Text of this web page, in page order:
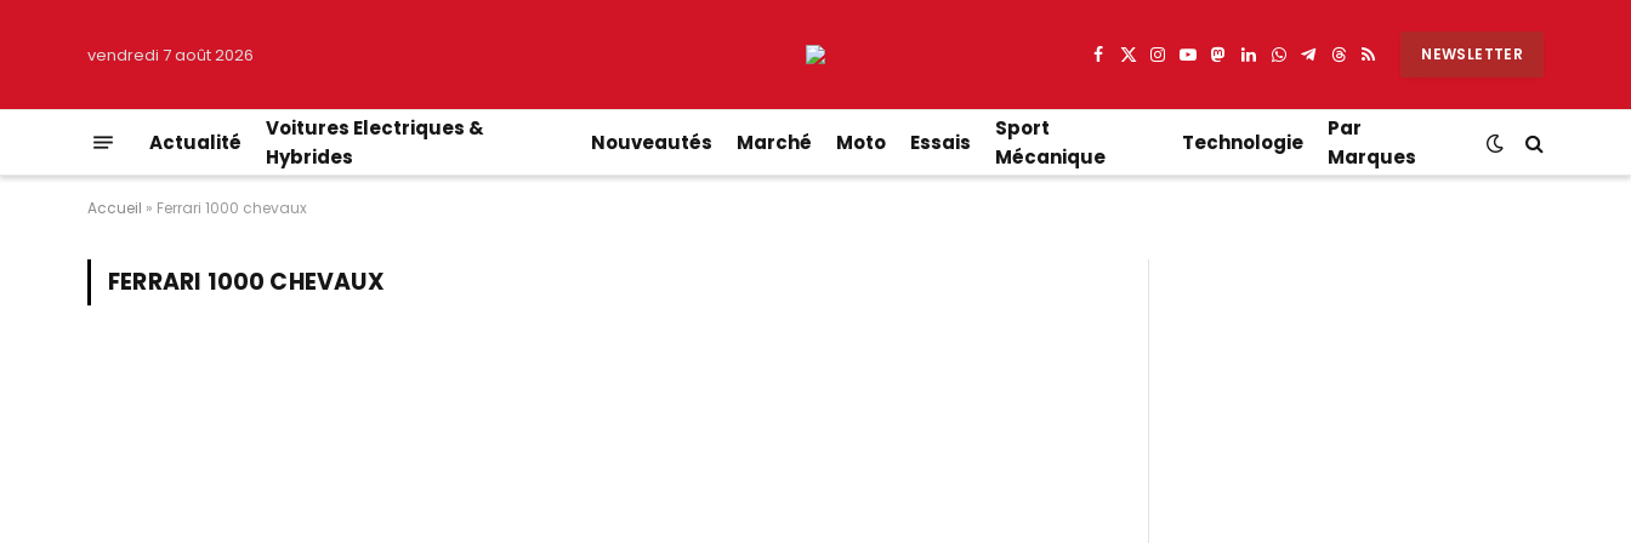
vendredi 7 août 2026 Facebook
X
Instagram
YouTube
Mastodon
LinkedIn
WhatsApp
Partager
Telegram
Threads
RSS NEWSLETTER
Actualité
Voitures Electriques &
Hybrides
Nouveautés Marché Moto Essais
Sport
Mécanique
Technologie
Par
Marques
Accueil » Ferrari 1000 chevaux
FERRARI 1000 CHEVAUX